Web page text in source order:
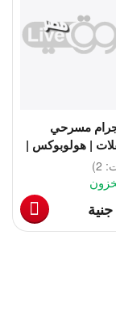
مسرحي
| هولوبوكس |
| هولوجرام
2)
جنية